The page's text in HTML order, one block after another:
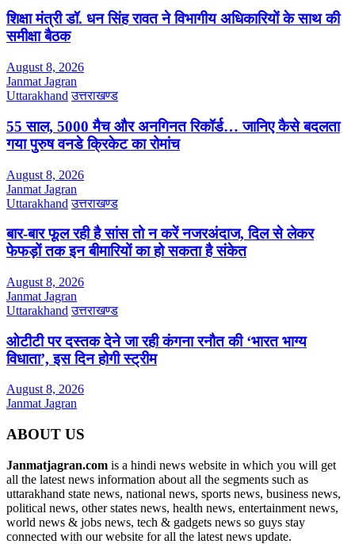
शिक्षा मंत्री डॉ. धन सिंह रावत ने विभागीय अधिकारियों के साथ की
समीक्षा बैठक
August 8, 2026
Janmat Jagran
Uttarakhand उत्तराखण्ड
55 साल, 5000 मैच और अनगिनत रिकॉर्ड… जानिए कैसे बदलता
गया पुरुष वनडे क्रिकेट का रोमांच
August 8, 2026
Janmat Jagran
Uttarakhand उत्तराखण्ड
बार-बार फूल रही है सांस तो न करें नजरअंदाज, दिल से लेकर
फेफड़ों तक इन बीमारियों का हो सकता है संकेत
August 8, 2026
Janmat Jagran
Uttarakhand उत्तराखण्ड
ओटीटी पर दस्तक देने जा रही कंगना रनौत की ‘भारत भाग्य
विधाता’, इस दिन होगी स्ट्रीम
August 8, 2026
Janmat Jagran
ABOUT US
Janmatjagran.com is a hindi news website in which you will get
all the latest news information about all the segments such as
uttarakhand state news, national news, sports news, business news,
political news, other states news, health news, entertainment news,
world news & jobs news, tech & gadgets news so guys stay
connected with our website for all the latest news update.